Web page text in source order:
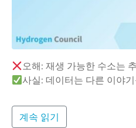
오해: 재생 가능한 수소는
사실: 데이터는 다른 이야
계속 읽기